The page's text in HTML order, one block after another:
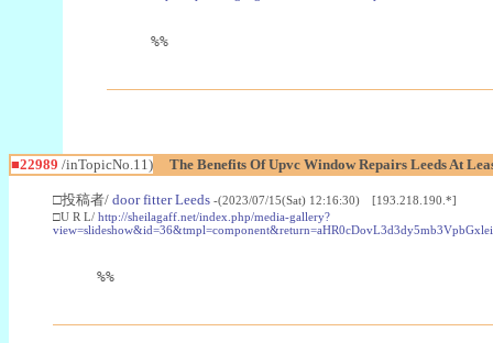
%%
■22989 /inTopicNo.11) The Benefits Of Upvc Window Repairs Leeds At
□投稿者/ door fitter Leeds -(2023/07/15(Sat) 12:16:30) [193.218.190.*]
□U R L/ http://sheilagaff.net/index.php/media-gallery?
%%